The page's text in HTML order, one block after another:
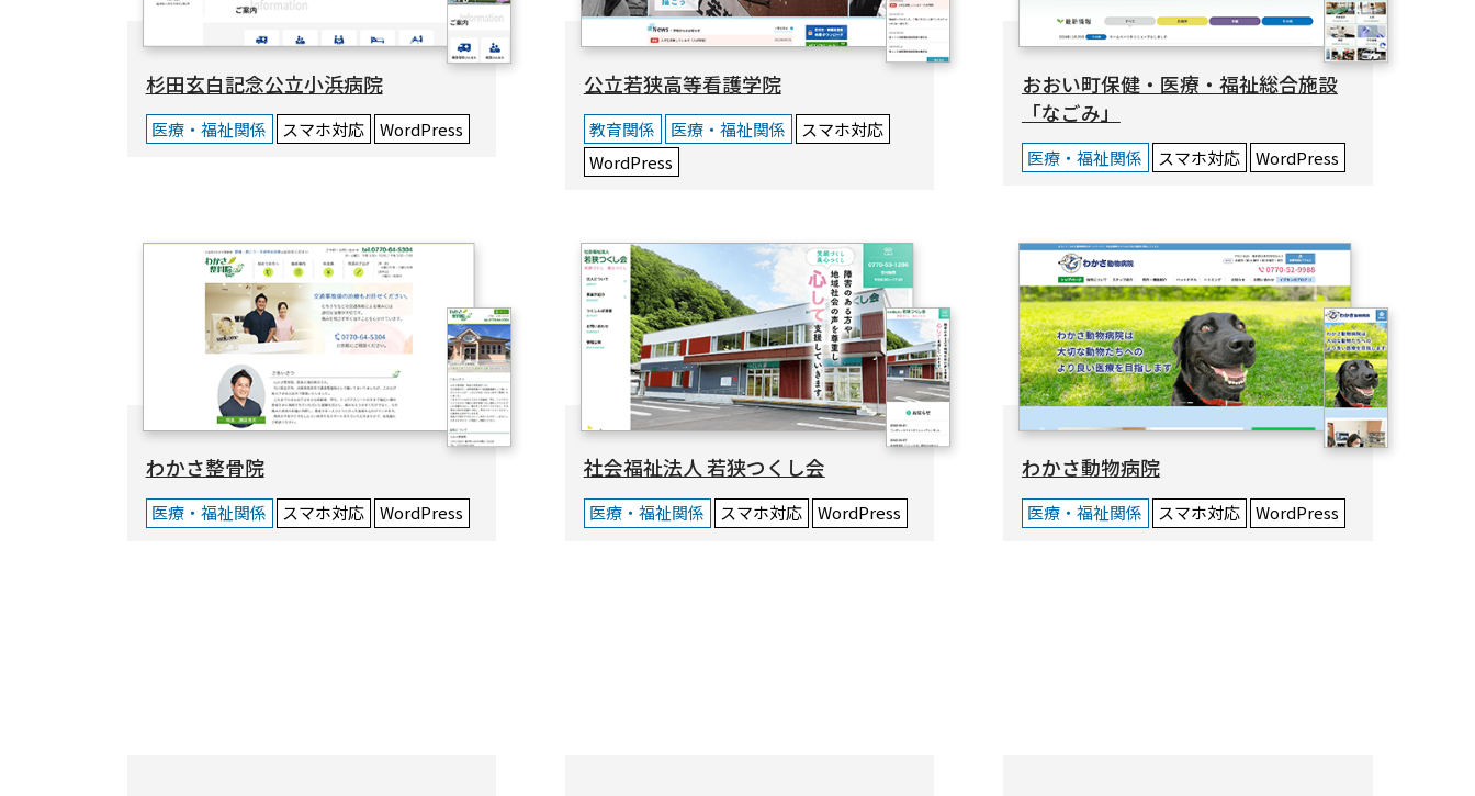
杉田玄白記念公立小浜病院
医療・福祉関係 スマホ対応 WordPress
公立若狭高等看護学院
教育関係 医療・福祉関係
スマホ対応
WordPress
おおい町保健・医療・福祉総合施設
「なごみ」
医療・福祉関係 スマホ対応 WordPress
わかさ整骨院
医療・福祉関係 スマホ対応 WordPress
社会福祉法人 若狭つくし会
医療・福祉関係 スマホ対応 WordPress
わかさ動物病院
医療・福祉関係 スマホ対応 WordPress